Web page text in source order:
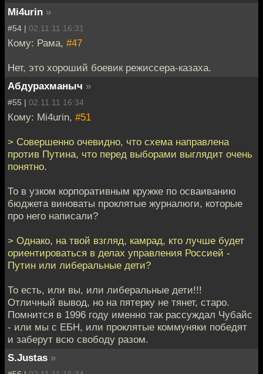
Mi4urin »
#54 | 02.11.11 16:31
Кому: Рама, #47
Нет, это хороший боевик режиссера-казаха.
Абдурахманыч »
#55 | 02.11.11 16:34
Кому: Mi4urin, #51
> Совершенно очевидно, что схема направлена
против Путина, что перед выборами выглядит очень
понятно.
То в узком корпоративным кружке по осваиванию
бюджета виноваты проклятые журналюги, которые
про него написали?
> Однако, на твой взгляд, камрад, кто лучше будет
ориентироваться в делах управления Россией -
Путин или либеральные дети?
То есть, или вы, или либеральные дети!!!
Отличный вывод, но на пятерку не тянет, старо.
Помнится в 1996 году именно так рассуждал Чубайс
- или мы с ЕБН, или проклятые коммуняки победят
и заберут всю свободу разом.
S.Justas »